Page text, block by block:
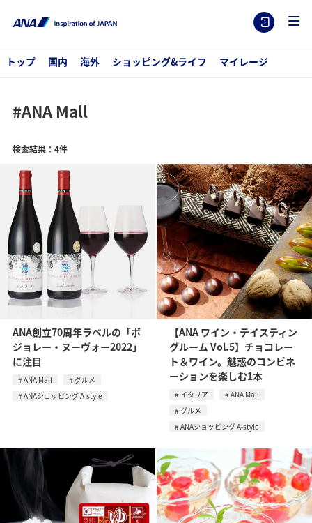
トップ 国内 海外 ショッピング&ライフ マイレージ
#ANA Mall
検索結果：4件
ANA創立70周年ラベルの「ボ
ジョレー・ヌーヴォー2022」
に注目
ANA Mall
グルメ
ANAショッピング A-style
【ANA ワイン・テイスティン
グルーム Vol.5】チョコレー
ト＆ワイン。魅惑のコンビネ
ーションを楽しむ1本
イタリア
ANA Mall
グルメ
ANAショッピング A-style